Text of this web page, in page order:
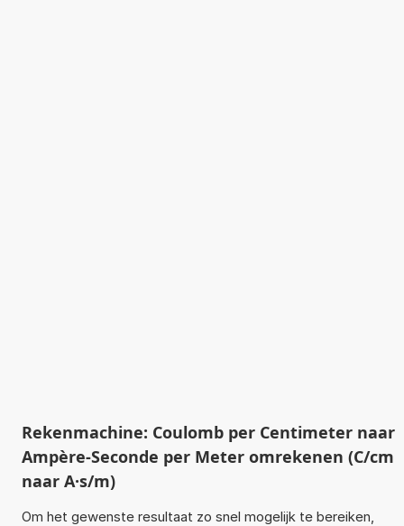
Rekenmachine: Coulomb per Centimeter naar
Ampère-Seconde per Meter omrekenen (C/cm
naar A·s/m)
Om het gewenste resultaat zo snel mogelijk te bereiken,